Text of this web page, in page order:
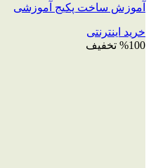
آموزش ساخت پکیج آموزشی
خرید اینترنتی
%100 تخفیف